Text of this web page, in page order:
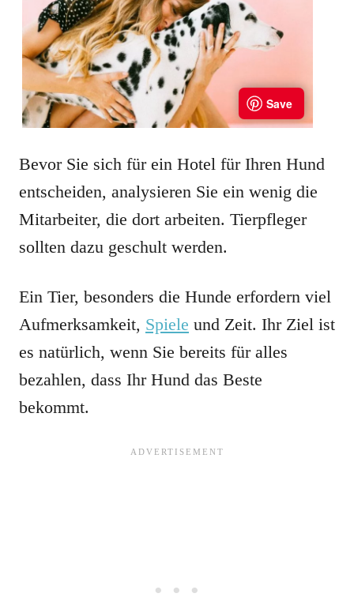
Bevor Sie sich für ein Hotel für Ihren Hund
entscheiden, analysieren Sie ein wenig die
Mitarbeiter, die dort arbeiten. Tierpfleger
sollten dazu geschult werden.
Ein Tier, besonders die Hunde erfordern viel
Aufmerksamkeit, Spiele und Zeit. Ihr Ziel ist
es natürlich, wenn Sie bereits für alles
bezahlen, dass Ihr Hund das Beste
bekommt.